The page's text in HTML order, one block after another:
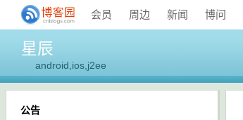
会员 周边 新闻 博问
星辰
android,ios,j2ee
公告